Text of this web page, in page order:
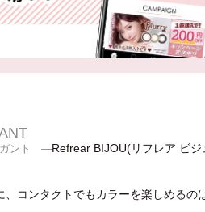
ガント ―Refrear BIJOU(リフレア ビ
コンタクトでもカラーを楽しめるの